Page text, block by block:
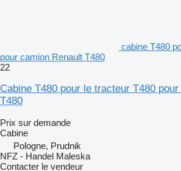
cabine T480
pour camion Renault T480
22
Cabine T480 pour le tracteur T480
T480
Prix sur demande
Cabine
Pologne, Prudnik
NFZ - Handel Maleska
Contacter le vendeur